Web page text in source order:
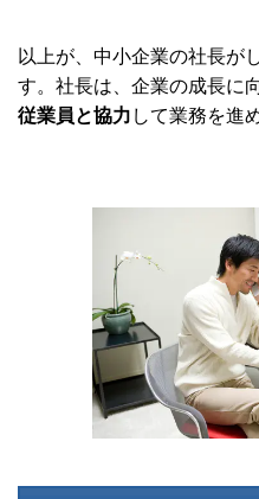
以上が、中小企業の社長が
す。社長は、企業の成長に
従業員と協力 して業務を進